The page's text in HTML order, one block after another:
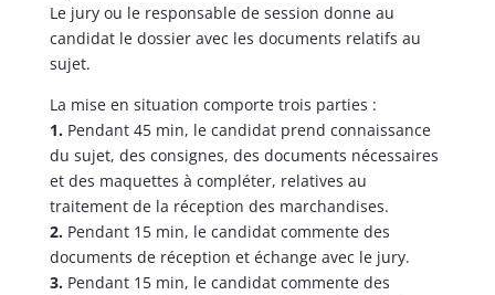
Le jury ou le responsable de session donne au
candidat le dossier avec les documents relatifs au
sujet.
La mise en situation comporte trois parties :
1. Pendant 45 min, le candidat prend connaissance
du sujet, des consignes, des documents nécessaires
et des maquettes à compléter, relatives au
traitement de la réception des marchandises.
2. Pendant 15 min, le candidat commente des
documents de réception et échange avec le jury.
3. Pendant 15 min, le candidat commente des